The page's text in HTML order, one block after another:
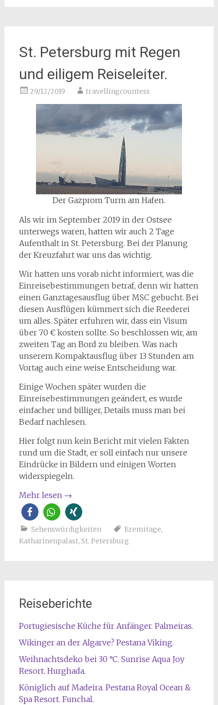
St. Petersburg mit Regen
und eiligem Reiseleiter.
29/12/2019 travellingcountess
Der Gazprom Turm am Hafen.
Als wir im September 2019 in der Ostsee
unterwegs waren, hatten wir auch 2 Tage
Aufenthalt in St. Petersburg. Bei der Planung
der Kreuzfahrt war uns das wichtig.
Wir hatten uns vorab nicht informiert, was die
Einreisebestimmungen betraf, denn wir hatten
einen Ganztagesausflug über MSC gebucht. Bei
diesen Ausflügen kümmert sich die Reederei
um alles. Später erfuhren wir, dass ein Visum
über 70 € kosten sollte. So beschlossen wir, am
zweiten Tag an Bord zu bleiben. Was nach
unserem Kompaktausflug über 13 Stunden am
Vortag auch eine weise Entscheidung war.
Einige Wochen später wurden die
Einreisebestimmungen geändert, es wurde
einfacher und billiger, Details muss man bei
Bedarf nachlesen.
Hier folgt nun kein Bericht mit vielen Fakten
rund um die Stadt, er soll einfach nur unsere
Eindrücke in Bildern und einigen Worten
widerspiegeln.
Mehr lesen →
Sehenswürdigkeiten Eremitage,
Katharinenpalast, St. Petersburg
Reiseberichte
Portugiesische Küche für Anfänger. Palmeiras.
Wikinger an der Algarve? Pestana Viking.
Weihnachtsdeko bei 30 °C. Sunrise Aqua Joy
Resort. Hurghada.
Königlich auf Madeira. Pestana Royal Ocean &
Spa Resort. Funchal.